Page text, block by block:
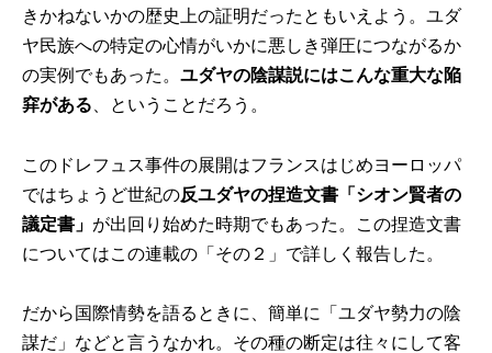
きかねないかの歴史上の証明だったともいえよう。ユダ
ヤ民族への特定の心情がいかに悪しき弾圧につながるか
の実例でもあった。ユダヤの陰謀説にはこんな重大な陥
穽がある 、ということだろう。
このドレフュス事件の展開はフランスはじめヨーロッパ
ではちょうど世紀の反ユダヤの捏造文書「シオン賢者の
議定書」 が出回り始めた時期でもあった。この捏造文書
についてはこの連載の「その２」で詳しく報告した。
だから国際情勢を語るときに、簡単に「ユダヤ勢力の陰
謀だ」などと言うなかれ。その種の断定は往々にして客